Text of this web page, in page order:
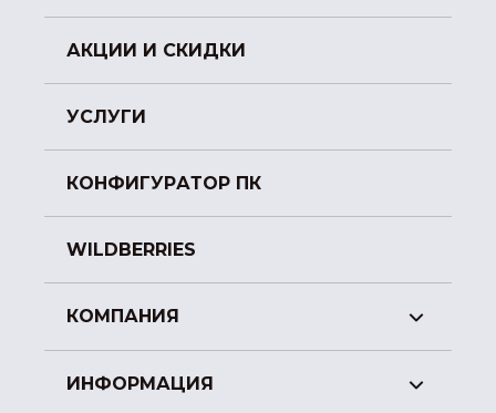
АКЦИИ И СКИДКИ
УСЛУГИ
КОНФИГУРАТОР ПК
WILDBERRIES
КОМПАНИЯ
ИНФОРМАЦИЯ